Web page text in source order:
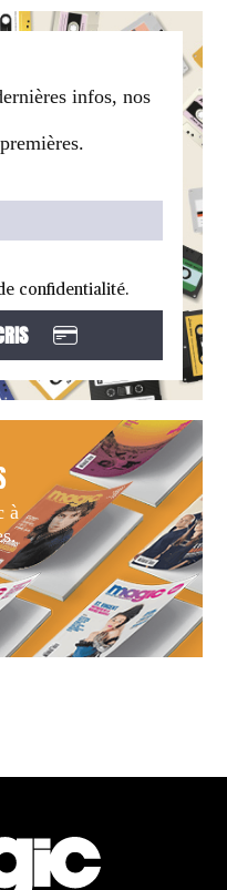
infos, nos
confidentialité.
à